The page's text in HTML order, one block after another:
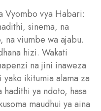
Vyombo vya Habari:
sinema, na
na viumbe wa ajabu.
hizi. Wakati
na jini inaweza
ikitumia alama za
ya ndoto, hasa
maudhui ya aina